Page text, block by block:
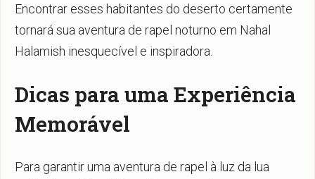
Encontrar esses habitantes do deserto certamente
tornará sua aventura de rapel noturno em Nahal
Halamish inesquecível e inspiradora.
Dicas para uma Experiência
Memorável
Para garantir uma aventura de rapel à luz da lua